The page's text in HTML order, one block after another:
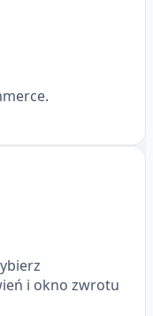
i okno zwrotu